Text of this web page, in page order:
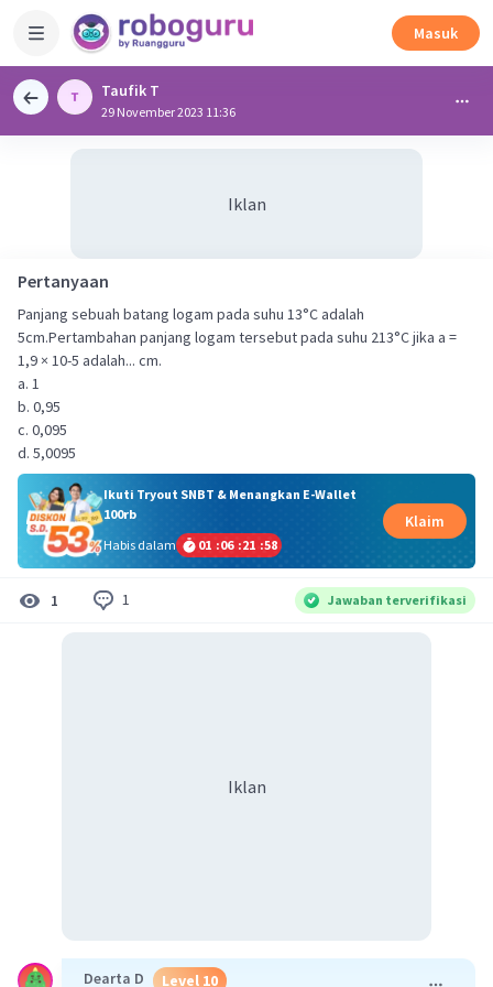
Masuk
Taufik T
29 November 2023 11:36
Iklan
Pertanyaan
Panjang sebuah batang logam pada suhu 13°C adalah
5cm.Pertambahan panjang logam tersebut pada suhu 213°C jika a =
1,9 × 10-5 adalah... cm.
a. 1
b. 0,95
c. 0,095
d. 5,0095
Ikuti Tryout SNBT & Menangkan E-Wallet
100rb
Habis dalam
01 :06 :21 :58
Klaim
1 1 Jawaban terverifikasi
Iklan
Dearta D Level 10